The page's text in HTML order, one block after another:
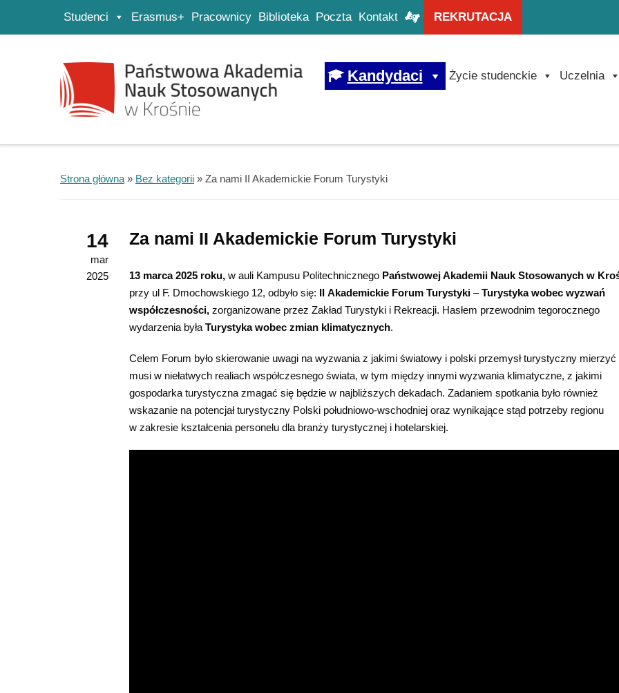
Strona główna
Przejdź do wyszukiwarki
Przejdź do menu głównego
Studenci Erasmus+ Pracownicy Biblioteka Poczta Kontakt REKRUTACJA
Kandydaci Życie studenckie Uczelnia
Strona główna » Bez kategorii » Za nami II Akademickie Forum Turystyki
14
mar
2025
Za nami II Akademickie Forum Turystyki
13 marca 2025 roku, w auli Kampusu Politechnicznego Państwowej Akademii Nauk Stosowanych w
przy ul F. Dmochowskiego 12, odbyło się: II Akademickie Forum Turystyki –Turystyka wobec wyzwań
współczesności, zorganizowane przez Zakład Turystyki i Rekreacji. Hasłem przewodnim tegorocznego
wydarzenia była Turystyka wobec zmian klimatycznych.
Celem Forum było skierowanie uwagi na wyzwania z jakimi światowy i polski przemysł turystyczny mierzyć
musi w niełatwych realiach współczesnego świata, w tym między innymi wyzwania klimatyczne, z jakimi
gospodarka turystyczna zmagać się będzie w najbliższych dekadach. Zadaniem spotkania było również
wskazanie na potencjał turystyczny Polski południowo-wschodniej oraz wynikające stąd potrzeby regionu
w zakresie kształcenia personelu dla branży turystycznej i hotelarskiej.